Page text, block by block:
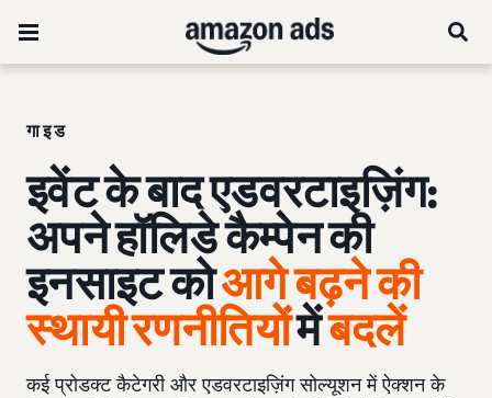
गाइड
इवेंट के बाद एडवरटाइज़िंग:
अपने हॉलिडे कैम्पेन की
इनसाइट कोआगे बढ़ने की
स्थायी रणनीतियोंमेंबदलें
कई प्रोडक्ट कैटेगरी और एडवरटाइज़िंग सोल्यूशन में ऐक्शन के